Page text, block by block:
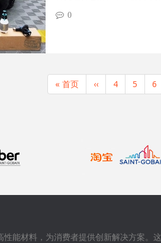
0
首
页
« 首页
前
一
‹‹
页
面
4
页
面
5
页
面
6
能材料，为消费者提供创新解决方案。